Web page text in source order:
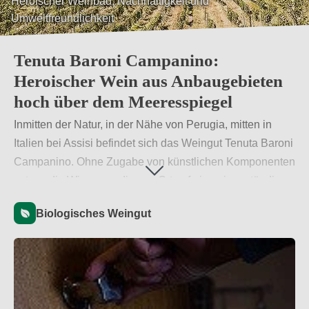
Tenuta Baroni Campanino:
Heroischer Wein aus Anbaugebieten
hoch über dem Meeresspiegel
Inmitten der Natur, in der Nähe von Perugia, mitten in
Italien bei Assisi befindet sich das Weingut Tenuta Baroni
Campanino. Ohne Zugabe von künstlichen Komponenten
setzen die Winzer an diesem Ort auf eine eigenständige
Geschmackskomponenten führt.
Biologisches Weingut